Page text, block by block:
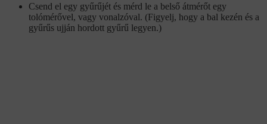
Csend el egy gyűrűjét és mérd le a belső átmérőt egy
tolómérővel, vagy vonalzóval. (Figyelj, hogy a bal kezén és a
gyűrűs ujján hordott gyűrű legyen.)